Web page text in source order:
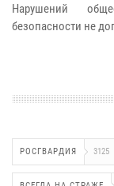
Нарушений
безопасности не
РОСГВАРДИЯ 3125